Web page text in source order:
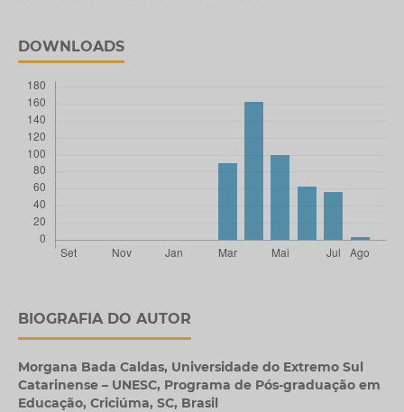
DOWNLOADS
BIOGRAFIA DO AUTOR
Morgana Bada Caldas, Universidade do Extremo Sul
Catarinense – UNESC, Programa de Pós-graduação em
Educação, Criciúma, SC, Brasil